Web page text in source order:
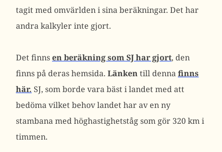
tagit med omvärlden i sina beräkningar. Det har
andra kalkyler inte gjort.
Det finnsen beräkning som SJ har gjort, den
finns på deras hemsida. Länkentill dennafinns
här. SJ, som borde vara bäst i landet med att
bedöma vilket behov landet har av en ny
stambana med höghastighetståg som gör 320 km i
timmen.